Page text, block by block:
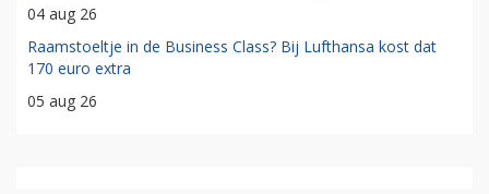
04 aug 26
Raamstoeltje in de Business Class? Bij Lufthansa kost dat
170 euro extra
05 aug 26